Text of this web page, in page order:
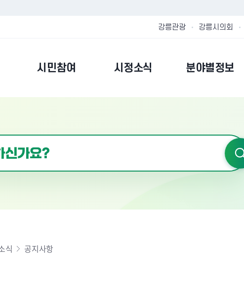
강릉관광 강릉시의회
시민참여 시정소식 분야별정보
식 공지사항